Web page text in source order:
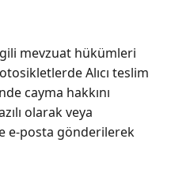
mevzuat hükümleri
Alıcı teslim
cayma hakkını
olarak veya
e-posta gönderilerek